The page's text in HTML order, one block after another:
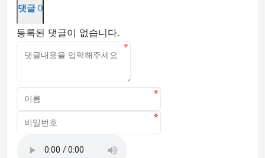
댓글 0
등록된 댓글이 없습니다.